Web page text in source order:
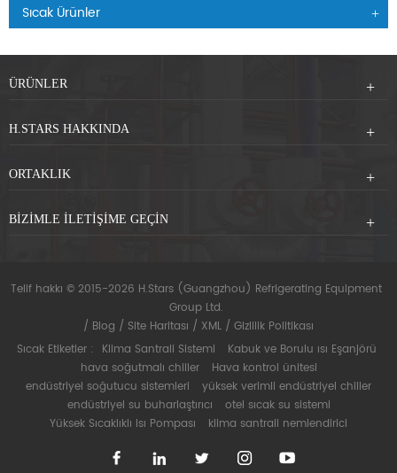
Sıcak Ürünler
ÜRÜNLER
H.STARS HAKKINDA
ORTAKLIK
BIZIMLE ILETIŞIME GEÇIN
Telif hakkı © 2015-2026 H.Stars (Guangzhou) Refrigerating Equipment
Group Ltd.
/ Blog / Site Haritası / XML / Gizlilik Politikası
Sıcak Etiketler :
Klima Santrali Sistemi
Kabuk ve Borulu ısı Eşanjörü
hava soğutmalı chiller
Hava kontrol ünitesi
endüstriyel soğutucu sistemleri
yüksek verimli endüstriyel chiller
endüstriyel su buharlaştırıcı
otel sıcak su sistemi
Yüksek Sıcaklıklı Isı Pompası
klima santrali nemlendirici